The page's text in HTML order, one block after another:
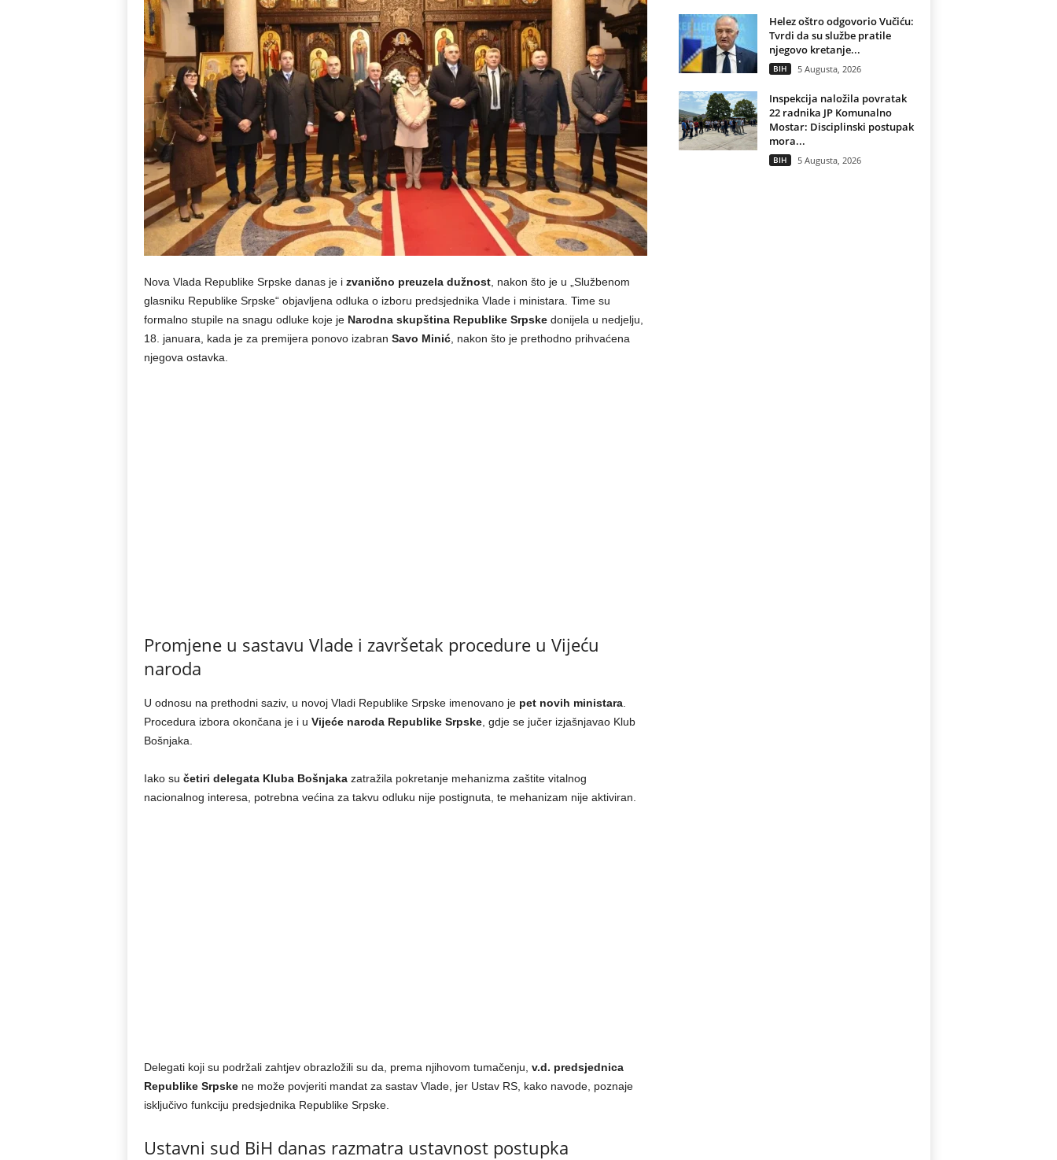
Nova Vlada Republike Srpske danas je i zvanično preuzela dužnost, nakon što je u „Službenom
glasniku Republike Srpske“ objavljena odluka o izboru predsjednika Vlade i ministara. Time su
formalno stupile na snagu odluke koje je Narodna skupština Republike Srpskedonijela u nedjelju,
18. januara, kada je za premijera ponovo izabran Savo Minić, nakon što je prethodno prihvaćena
njegova ostavka.
Promjene u sastavu Vlade i završetak procedure u Vijeću
naroda
U odnosu na prethodni saziv, u novoj Vladi Republike Srpske imenovano je pet novih ministara.
Procedura izbora okončana je i u Vijeće naroda Republike Srpske, gdje se jučer izjašnjavao Klub
Bošnjaka.
Iako su četiri delegata Kluba Bošnjakazatražila pokretanje mehanizma zaštite vitalnog
nacionalnog interesa, potrebna većina za takvu odluku nije postignuta, te mehanizam nije aktiviran.
Delegati koji su podržali zahtjev obrazložili su da, prema njihovom tumačenju, v.d. predsjednica
Republike Srpskene može povjeriti mandat za sastav Vlade, jer Ustav RS, kako navode, poznaje
isključivo funkciju predsjednika Republike Srpske.
Ustavni sud BiH danas razmatra ustavnost postupka
Helez oštro odgovorio Vučiću:
Tvrdi da su službe pratile
njegovo kretanje...
BIH 5 Augusta, 2026
Inspekcija naložila povratak
22 radnika JP Komunalno
Mostar: Disciplinski postupak
mora...
BIH 5 Augusta, 2026